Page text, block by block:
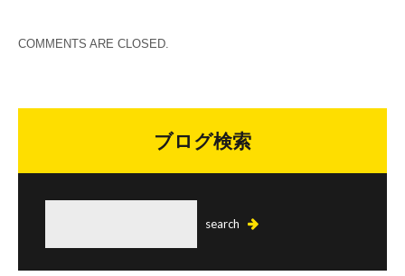
COMMENTS ARE CLOSED.
ブログ検索